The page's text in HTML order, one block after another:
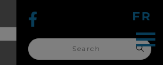
FR
search
for: